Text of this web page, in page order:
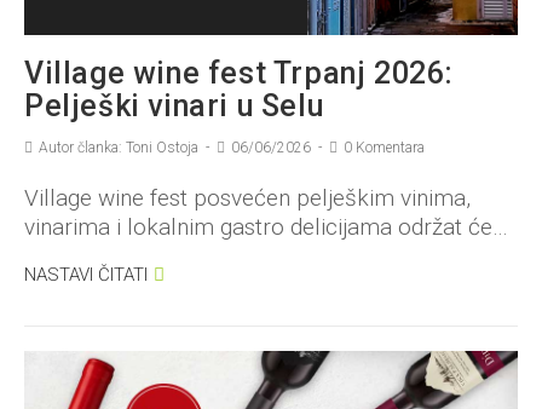
Village wine fest Trpanj 2026:
Pelješki vinari u Selu
Autor članka: Toni Ostoja 06/06/2026 0 Komentara
Village wine fest posvećen pelješkim vinima,
vinarima i lokalnim gastro delicijama održat će…
NASTAVI ČITATI